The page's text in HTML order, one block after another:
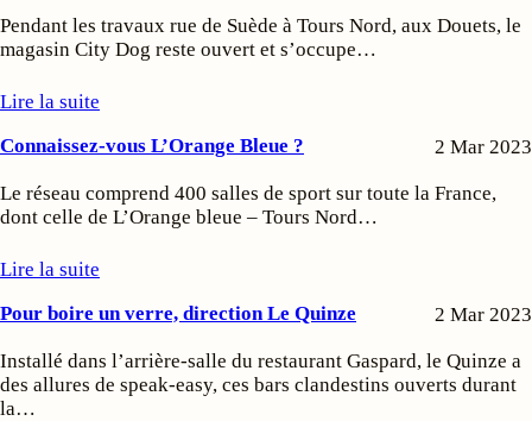
Pendant les travaux rue de Suède à Tours Nord, aux Douets, le
magasin City Dog reste ouvert et s’occupe…
Lire la suite
Connaissez-vous L’Orange Bleue ?
2 Mar 2023
Le réseau comprend 400 salles de sport sur toute la France,
dont celle de L’Orange bleue – Tours Nord…
Lire la suite
Pour boire un verre, direction Le Quinze
2 Mar 2023
Installé dans l’arrière-salle du restaurant Gaspard, le Quinze a
des allures de speak-easy, ces bars clandestins ouverts durant
la…